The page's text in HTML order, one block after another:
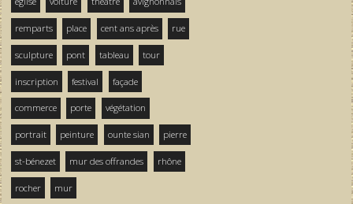
remparts place cent ans après rue
sculpture pont tableau tour
inscription festival façade
commerce porte végétation
portrait peinture ounte sian pierre
st-bénezet mur des offrandes rhône
rocher
mur